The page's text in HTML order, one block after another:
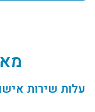
עלות שירות